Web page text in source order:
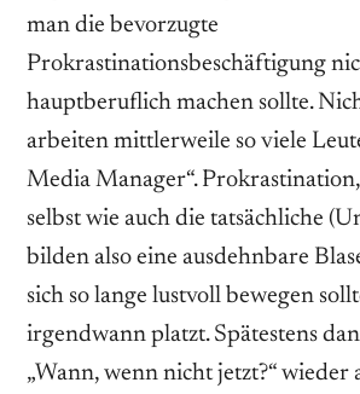
man die bevorzugte
Prokrastinationsbeschäftigung
hauptberuflich machen sollte.
arbeiten mittlerweile so viele
Media Manager“.
selbst wie auch die tatsächliche
bilden also eine ausdehnbare
sich so lange lustvoll bewegen
irgendwann platzt. Spätestens
„Wann, wenn nicht jetzt?“ wieder